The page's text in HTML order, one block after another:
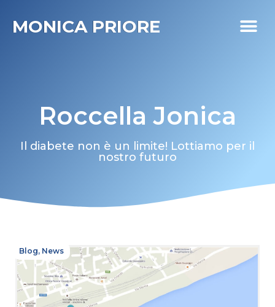
MONICA PRIORE
Roccella Jonica
Il diabete non è un limite! Lottiamo per il
nostro futuro
Blog, News